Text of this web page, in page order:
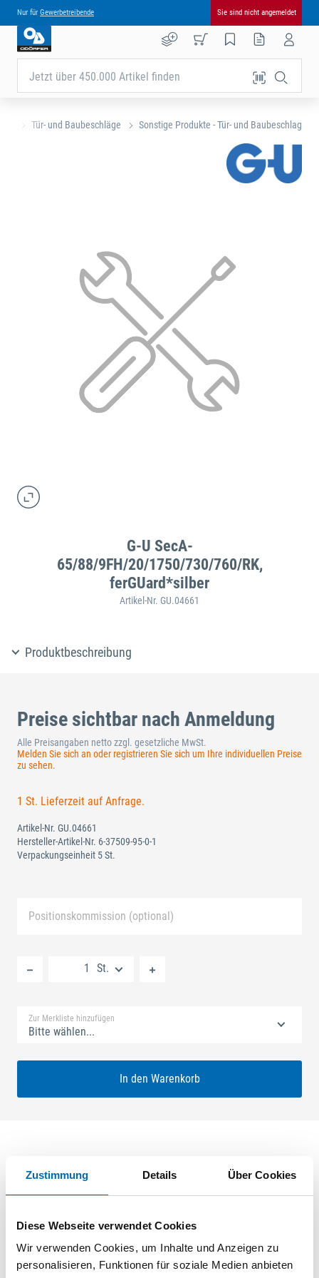
Zustimmung Details Über Cookies
Diese Webseite verwendet Cookies
Wir verwenden Cookies, um Inhalte und Anzeigen zu
personalisieren, Funktionen für soziale Medien anbieten
Nur für Gewerbetreibende Sie sind nicht angemeldet
Jetzt über 450.000 Artikel finden
Tür- und Baubeschläge Sonstige Produkte - Tür- und Baubeschlag
G-U SecA-
65/88/9FH/20/1750/730/760/RK,
ferGUard*silber
Artikel-Nr. GU.04661
Produktbeschreibung
Preise sichtbar nach Anmeldung
Alle Preisangaben netto zzgl. gesetzliche MwSt.
Melden Sie sich an oder registrieren Sie sich um Ihre individuellen Preise
zu sehen.
1 St. Lieferzeit auf Anfrage.
Artikel-Nr. GU.04661
Hersteller-Artikel-Nr. 6-37509-95-0-1
Verpackungseinheit 5 St.
Positionskommission (optional)
St.
Zur Merkliste hinzufügen
Bitte wählen...
In den Warenkorb
Produktbeschreibung
890mm Flachstulp 20x2,5mm L:1750,0mm Abgerundet Maße:
Öffner: optional ferGUard*silber